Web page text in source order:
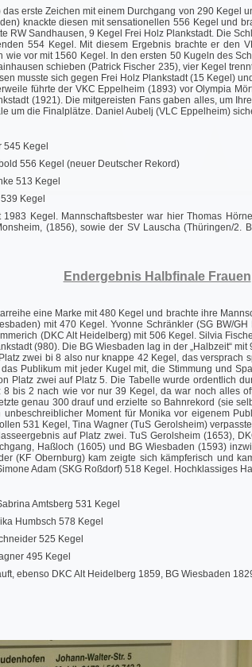
erste Zeichen mit einem Durchgang von 290 Kegel
knackte diesen mit sensationellen 556 Kegel und
RW Sandhausen, 9 Kegel Frei Holz Plankstadt. Die
554 Kegel. Mit diesem Ergebnis brachte er den
vor mit 1560 Kegel. In den ersten 50 Kugeln des
schieben (Patrick Fischer 235), vier Kegel
musste sich gegen Frei Holz Plankstadt (15 Kegel)
führte der VKC Eppelheim (1893) vor Olympia
(1921). Die mitgereisten Fans gaben alles, um
um die Finalplätze. Daniel Aubelj (VLC Eppelheim)
Kegel
556 Kegel (neuer Deutscher Rekord)
513 Kegel
Kegel
Kegel. Mannschaftsbester war hier Thomas
(1856), sowie der SV Lauscha (Thüringen/
Endergebnis Halbfinale Frauen
eine Marke mit 480 Kegel und brachte ihre
mit 470 Kegel. Yvonne Schränkler (SG BW/
(DKC Alt Heidelberg) mit 506 Kegel. Silvia
(980). Die BG Wiesbaden lag in der „Halbzeit“
zwei bi 8 also nur knappe 42 Kegel, das
Publikum mit jeder Kugel mit, die Stimmung und
Platz zwei auf Platz 5. Die Tabelle wurde ordentlich
bis 2 nach wie vor nur 39 Kegel, da war noch alles
genau 300 drauf und erzielte so Bahnrekord (sie
Moment für Monika vor eigenem
531 Kegel, Tina Wagner (TuS Gerolsheim)
auf Platz zwei. TuS Gerolsheim (1653),
Haßloch (1605) und BG Wiesbaden (1593)
(KF Obernburg) kam zeigte sich kämpferisch und
Adam (SKG Roßdorf) 518 Kegel. Hochklassiges
Amtsberg 531 Kegel
Humbsch 578 Kegel
525 Kegel
495 Kegel
ebenso DKC Alt Heidelberg 1859, BG Wiesbaden